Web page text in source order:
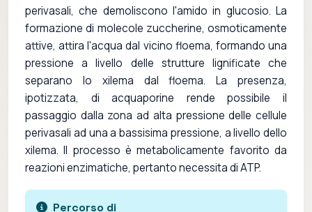
perivasali, che demoliscono l'amido in glucosio. La
formazione di molecole zuccherine, osmoticamente
attive, attira l'acqua dal vicino floema, formando una
pressione a livello delle strutture lignificate che
separano lo xilema dal floema. La presenza,
ipotizzata, di acquaporine rende possibile il
passaggio dalla zona ad alta pressione delle cellule
perivasali ad una a bassisima pressione, a livello dello
xilema. Il processo è metabolicamente favorito da
reazioni enzimatiche, pertanto necessita di ATP.
Percorso di